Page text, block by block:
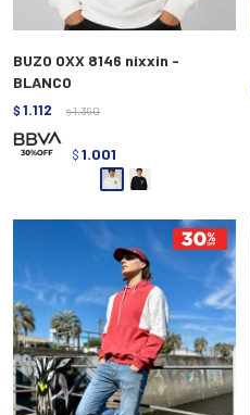
BUZO OXX 8146 nixxin -
BLANCO
$ 1.112 $ 1.390
$ 1.001